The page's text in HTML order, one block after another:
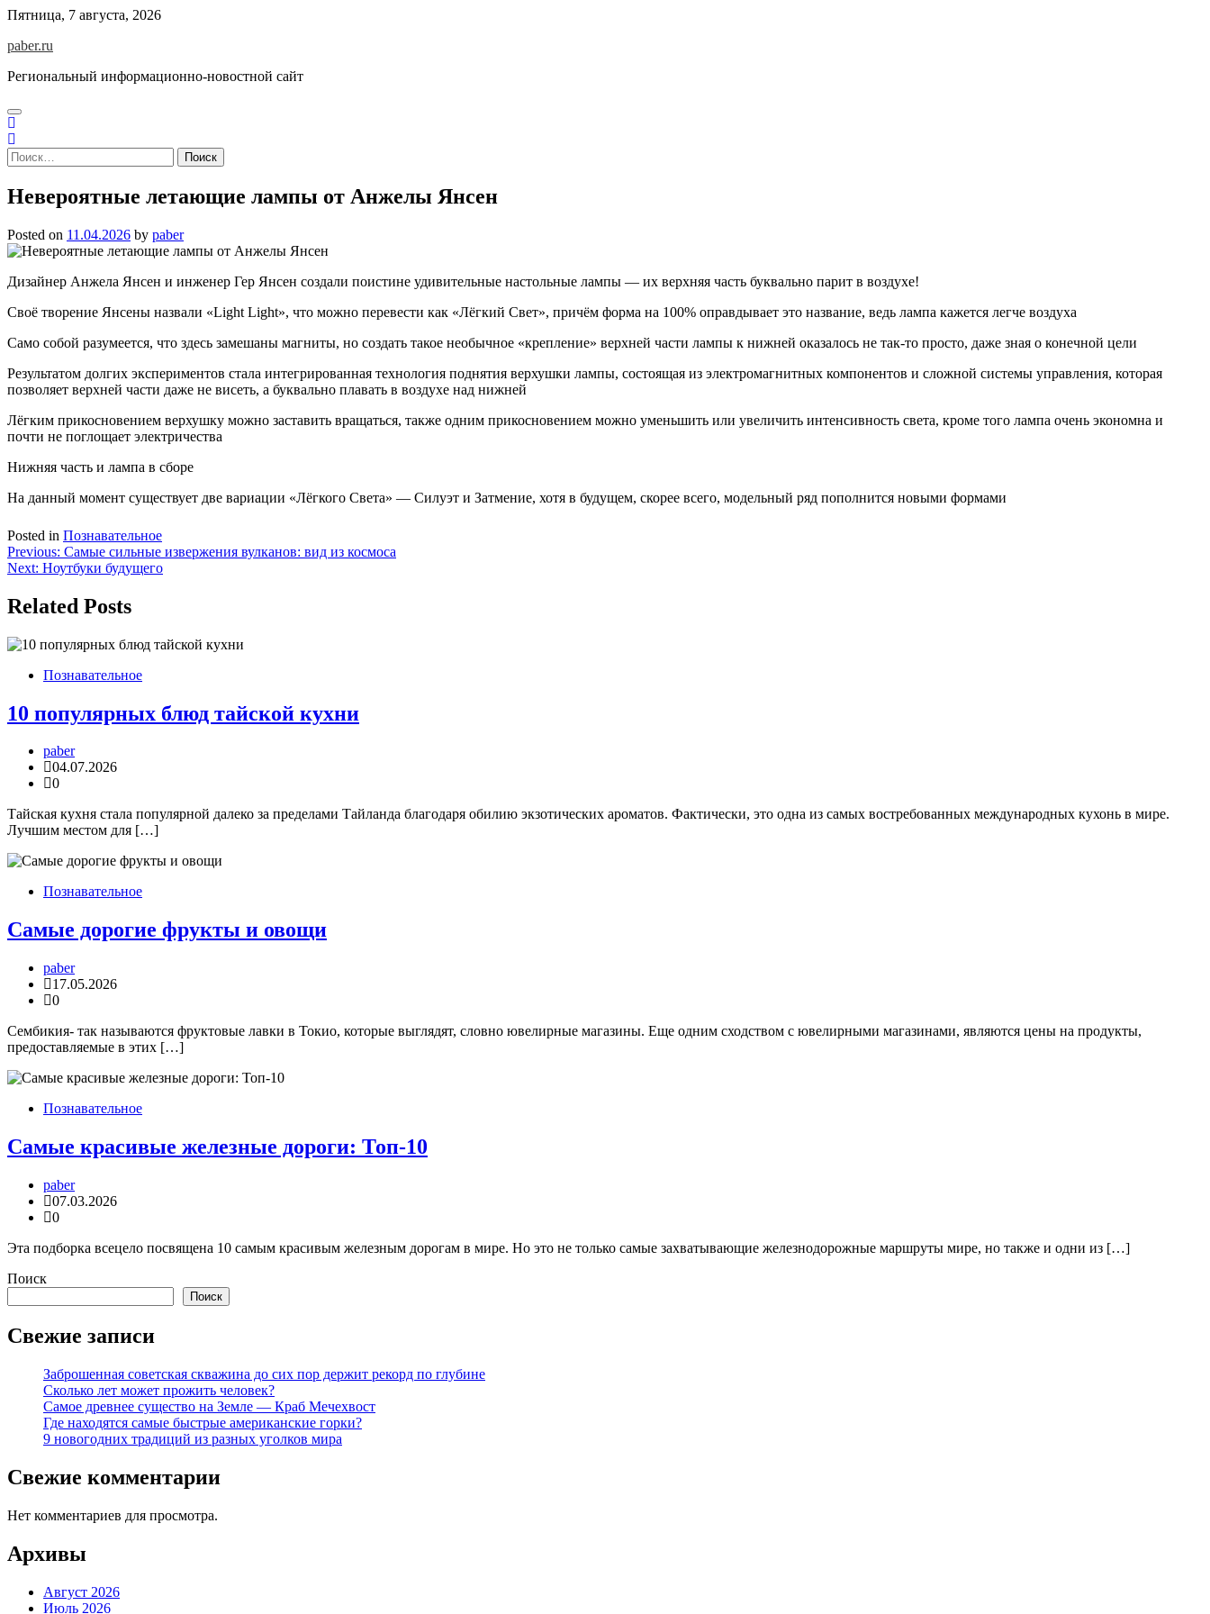
Skip
content
Пятница, 7 августа, 2026
paber.ru
Региональный информационно-новостной сайт
Найти:
Невероятные летающие лампы от Анжелы Янсен
Posted on 11.04.2026 by paber
Дизайнер Анжела Янсен и инженер Гер Янсен создали поистине удивительные настольные лампы — их верхняя часть буквально парит в воздухе!
Своё творение Янсены назвали «Light Light», что можно перевести как «Лёгкий Свет», причём форма на 100% оправдывает это название, ведь лампа кажется легче воздуха
Само собой разумеется, что здесь замешаны магниты, но создать такое необычное «крепление» верхней части лампы к нижней оказалось не так-то просто, даже зная о конечной цели
Результатом долгих экспериментов стала интегрированная технология поднятия верхушки лампы, состоящая из электромагнитных компонентов и сложной системы управления, которая
позволяет верхней части даже не висеть, а буквально плавать в воздухе над нижней
Лёгким прикосновением верхушку можно заставить вращаться, также одним прикосновением можно уменьшить или увеличить интенсивность света, кроме того лампа очень экономна и
почти не поглощает электричества
Нижняя часть и лампа в сборе
На данный момент существует две вариации «Лёгкого Света» — Силуэт и Затмение, хотя в будущем, скорее всего, модельный ряд пополнится новыми формами
Posted in Познавательное
Навигация
по
записям
Previous: Самые сильные извержения вулканов: вид из космоса
Next: Ноутбуки будущего
Related Posts
Познавательное
10 популярных блюд тайской кухни
paber
04.07.2026
0
Тайская кухня стала популярной далеко за пределами Тайланда благодаря обилию экзотических ароматов. Фактически, это одна из самых востребованных международных кухонь в мире.
Лучшим местом для […]
Познавательное
Самые дорогие фрукты и овощи
paber
17.05.2026
0
Сембикия- так называются фруктовые лавки в Токио, которые выглядят, словно ювелирные магазины. Еще одним сходством с ювелирными магазинами, являются цены на продукты,
предоставляемые в этих […]
Познавательное
Самые красивые железные дороги: Топ-10
paber
07.03.2026
0
Эта подборка всецело посвящена 10 самым красивым железным дорогам в мире. Но это не только самые захватывающие железнодорожные маршруты мире, но также и одни из […]
Поиск
Поиск
Свежие записи
Заброшенная советская скважина до сих пор держит рекорд по глубине
Сколько лет может прожить человек?
Самое древнее существо на Земле — Краб Мечехвост
Где находятся самые быстрые американские горки?
9 новогодних традиций из разных уголков мира
Свежие комментарии
Нет комментариев для просмотра.
Архивы
Август 2026
Июль 2026